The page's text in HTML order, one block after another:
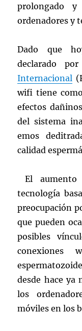
prolongado
ordenadores y
Dado que
declarado
Internacional
wifi tiene
efectos
del sistema
emos
calidad
El
tecnología
preocupación
que pueden
posibles
desde hace ya
los
móviles en los